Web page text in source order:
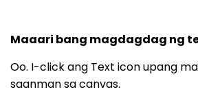
Maaari bang magdagdag ng
Oo. I-click ang Text icon upang
saanman sa canvas.